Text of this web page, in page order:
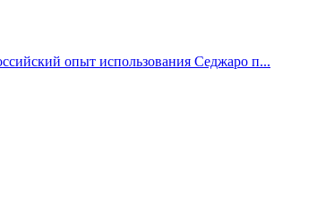
опыт использования Седжаро п...